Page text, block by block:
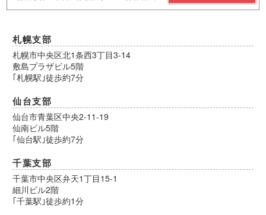
札幌支部
札幌市中央区北1条西3丁目3-14
敷島プラザビル5階
｢札幌駅｣徒歩約7分
仙台支部
仙台市青葉区中央2-11-19
仙南ビル5階
｢仙台駅｣徒歩約7分
千葉支部
千葉市中央区弁天1丁目15-1
細川ビル2階
｢千葉駅｣徒歩約1分